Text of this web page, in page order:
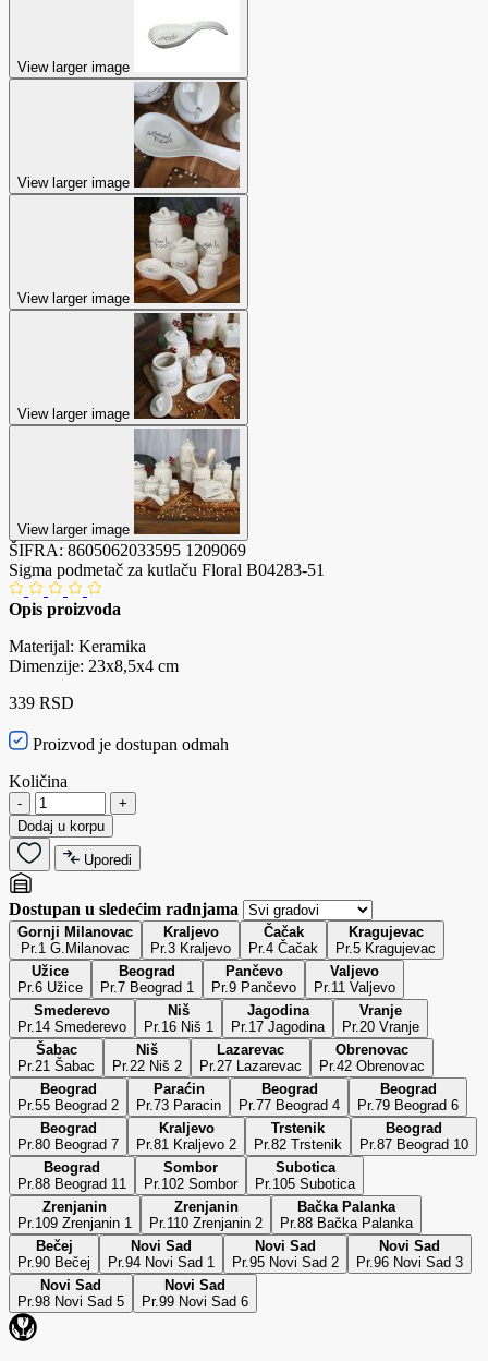
View larger image
View larger image
View larger image
View larger image
View larger image
ŠIFRA: 8605062033595 1209069
Sigma podmetač za kutlaču Floral B04283-51
Opis proizvoda
Materijal: Keramika
Dimenzije: 23x8,5x4 cm
339 RSD
Proizvod je dostupan odmah
Količina
-
+
Dodaj u korpu
Uporedi
Dostupan u sledećim radnjama
Gornji Milanovac
Pr.1 G.Milanovac
Kraljevo
Pr.3 Kraljevo
Čačak
Pr.4 Čačak
Kragujevac
Pr.5 Kragujevac
Užice
Pr.6 Užice
Beograd
Pr.7 Beograd 1
Pančevo
Pr.9 Pančevo
Valjevo
Pr.11 Valjevo
Smederevo
Pr.14 Smederevo
Niš
Pr.16 Niš 1
Jagodina
Pr.17 Jagodina
Vranje
Pr.20 Vranje
Šabac
Pr.21 Šabac
Niš
Pr.22 Niš 2
Lazarevac
Pr.27 Lazarevac
Obrenovac
Pr.42 Obrenovac
Beograd
Pr.55 Beograd 2
Paraćin
Pr.73 Paracin
Beograd
Pr.77 Beograd 4
Beograd
Pr.79 Beograd 6
Beograd
Pr.80 Beograd 7
Kraljevo
Pr.81 Kraljevo 2
Trstenik
Pr.82 Trstenik
Beograd
Pr.87 Beograd 10
Beograd
Pr.88 Beograd 11
Sombor
Pr.102 Sombor
Subotica
Pr.105 Subotica
Zrenjanin
Pr.109 Zrenjanin 1
Zrenjanin
Pr.110 Zrenjanin 2
Bačka Palanka
Pr.88 Bačka Palanka
Bečej
Pr.90 Bečej
Novi Sad
Pr.94 Novi Sad 1
Novi Sad
Pr.95 Novi Sad 2
Novi Sad
Pr.96 Novi Sad 3
Novi Sad
Pr.98 Novi Sad 5
Novi Sad
Pr.99 Novi Sad 6